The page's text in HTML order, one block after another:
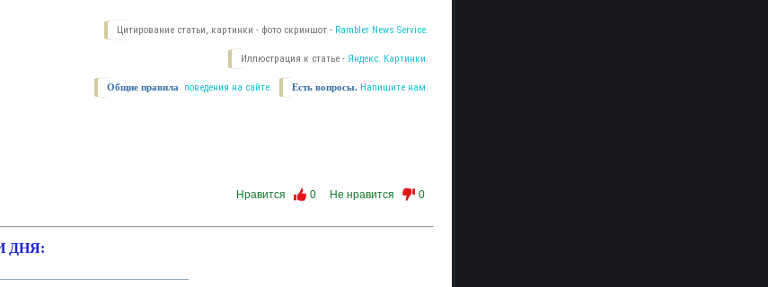
Цитирование статьи, картинки - фото скриншот - Rambler News Service.
Иллюстрация к статье - Яндекс. Картинки.
Есть вопросы. Напишите нам.
Общие правила поведения на сайте.
Нравится 0 Не нравится 0
ДНЯ: